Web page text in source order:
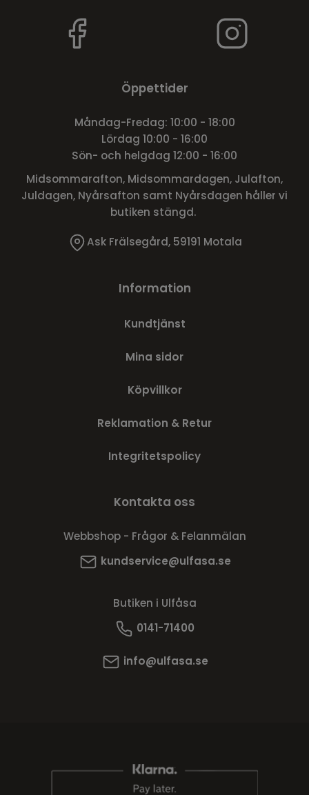
Öppettider
Måndag-Fredag: 10:00 - 18:00
Lördag 10:00 - 16:00
Sön- och helgdag 12:00 - 16:00
Midsommarafton, Midsommardagen, Julafton,
Juldagen, Nyårsafton samt Nyårsdagen håller vi
butiken stängd.
Ask Frälsegård, 59191 Motala
Information
Kundtjänst
Mina sidor
Köpvillkor
Reklamation & Retur
Integritetspolicy
Kontakta oss
Webbshop - Frågor & Felanmälan
kundservice@ulfasa.se
Butiken i Ulfåsa
0141-71400
info@ulfasa.se